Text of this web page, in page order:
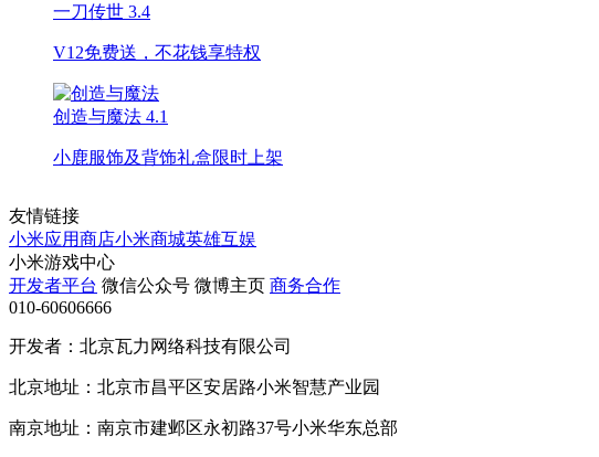
一刀传世 3.4
V12免费送，不花钱享特权
创造与魔法 4.1
小鹿服饰及背饰礼盒限时上架
友情链接
小米应用商店小米商城英雄互娱
小米游戏中心
开发者平台 微信公众号 微博主页 商务合作
010-60606666
开发者：北京瓦力网络科技有限公司
北京地址：北京市昌平区安居路小米智慧产业园
南京地址：南京市建邺区永初路37号小米华东总部